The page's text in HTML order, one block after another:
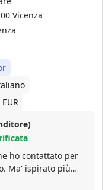
Vicenza
ho contattato per
Ma' ispirato più
di Dotti Paolo